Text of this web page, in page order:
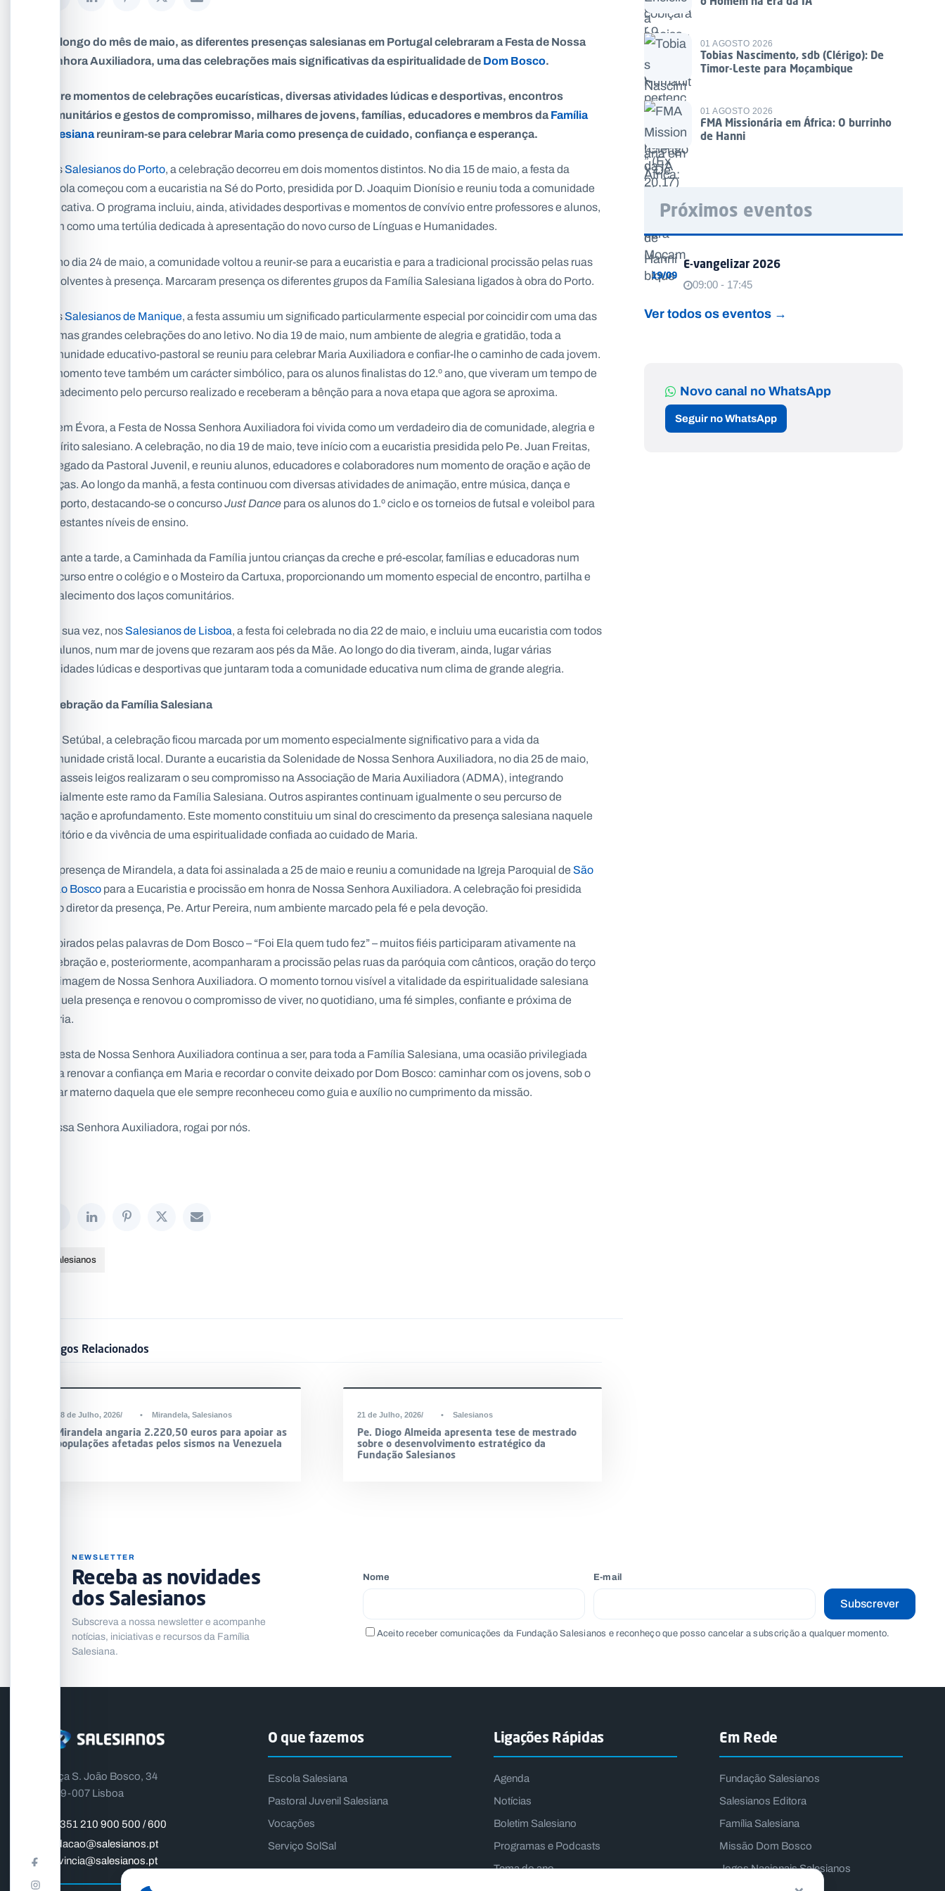
Ao longo do mês de maio, as diferentes presenças salesianas em Portugal celebraram a Festa de Nossa
Senhora Auxiliadora, uma das celebrações mais significativas da espiritualidade deDom Bosco.
Entre momentos de celebrações eucarísticas, diversas atividades lúdicas e desportivas, encontros
comunitários e gestos de compromisso, milhares de jovens, famílias, educadores e membros daFamília
Salesianareuniram-se para celebrar Maria como presença de cuidado, confiança e esperança.
NosSalesianos do Porto, a celebração decorreu em dois momentos distintos. No dia 15 de maio, a festa da
escola começou com a eucaristia na Sé do Porto, presidida por D. Joaquim Dionísio e reuniu toda a comunidade
educativa. O programa incluiu, ainda, atividades desportivas e momentos de convívio entre professores e alunos,
bem como uma tertúlia dedicada à apresentação do novo curso de Línguas e Humanidades.
Já no dia 24 de maio, a comunidade voltou a reunir-se para a eucaristia e para a tradicional procissão pelas ruas
envolventes à presença. Marcaram presença os diferentes grupos da Família Salesiana ligados à obra do Porto.
NosSalesianos de Manique, a festa assumiu um significado particularmente especial por coincidir com uma das
últimas grandes celebrações do ano letivo. No dia 19 de maio, num ambiente de alegria e gratidão, toda a
comunidade educativo-pastoral se reuniu para celebrar Maria Auxiliadora e confiar-lhe o caminho de cada jovem.
O momento teve também um carácter simbólico, para os alunos finalistas do 12.º ano, que viveram um tempo de
agradecimento pelo percurso realizado e receberam a bênção para a nova etapa que agora se aproxima.
Já em Évora, a Festa de Nossa Senhora Auxiliadora foi vivida como um verdadeiro dia de comunidade, alegria e
espírito salesiano. A celebração, no dia 19 de maio, teve início com a eucaristia presidida pelo Pe. Juan Freitas,
delegado da Pastoral Juvenil, e reuniu alunos, educadores e colaboradores num momento de oração e ação de
graças. Ao longo da manhã, a festa continuou com diversas atividades de animação, entre música, dança e
desporto, destacando-se o concursoJust Dancepara os alunos do 1.º ciclo e os torneios de futsal e voleibol para
os restantes níveis de ensino.
Durante a tarde, a Caminhada da Família juntou crianças da creche e pré-escolar, famílias e educadoras num
percurso entre o colégio e o Mosteiro da Cartuxa, proporcionando um momento especial de encontro, partilha e
fortalecimento dos laços comunitários.
Por sua vez, nosSalesianos de Lisboa, a festa foi celebrada no dia 22 de maio, e incluiu uma eucaristia com todos
os alunos, num mar de jovens que rezaram aos pés da Mãe. Ao longo do dia tiveram, ainda, lugar várias
atividades lúdicas e desportivas que juntaram toda a comunidade educativa num clima de grande alegria.
Celebração da Família Salesiana
Em Setúbal, a celebração ficou marcada por um momento especialmente significativo para a vida da
comunidade cristã local. Durante a eucaristia da Solenidade de Nossa Senhora Auxiliadora, no dia 25 de maio,
dezasseis leigos realizaram o seu compromisso na Associação de Maria Auxiliadora (ADMA), integrando
oficialmente este ramo da Família Salesiana. Outros aspirantes continuam igualmente o seu percurso de
formação e aprofundamento. Este momento constituiu um sinal do crescimento da presença salesiana naquele
território e da vivência de uma espiritualidade confiada ao cuidado de Maria.
Na presença de Mirandela, a data foi assinalada a 25 de maio e reuniu a comunidade na Igreja Paroquial deSão
João Boscopara a Eucaristia e procissão em honra de Nossa Senhora Auxiliadora. A celebração foi presidida
pelo diretor da presença, Pe. Artur Pereira, num ambiente marcado pela fé e pela devoção.
Inspirados pelas palavras de Dom Bosco – “Foi Ela quem tudo fez” – muitos fiéis participaram ativamente na
celebração e, posteriormente, acompanharam a procissão pelas ruas da paróquia com cânticos, oração do terço
e a imagem de Nossa Senhora Auxiliadora. O momento tornou visível a vitalidade da espiritualidade salesiana
naquela presença e renovou o compromisso de viver, no quotidiano, uma fé simples, confiante e próxima de
Maria.
A Festa de Nossa Senhora Auxiliadora continua a ser, para toda a Família Salesiana, uma ocasião privilegiada
para renovar a confiança em Maria e recordar o convite deixado por Dom Bosco: caminhar com os jovens, sob o
olhar materno daquela que ele sempre reconheceu como guia e auxílio no cumprimento da missão.
Nossa Senhora Auxiliadora, rogai por nós.
Salesianos
Artigos Relacionados
DESTAQUE
28 de Julho, 2026 • Mirandela, Salesianos
Mirandela angaria 2.220,50 euros para apoiar as
populações afetadas pelos sismos na Venezuela
21 de Julho, 2026 • Salesianos
Pe. Diogo Almeida apresenta tese de mestrado
sobre o desenvolvimento estratégico da
Fundação Salesianos
01 AGOSTO 2026
Tobias Nascimento, sdb (Clérigo): De
Timor-Leste para Moçambique
01 AGOSTO 2026
FMA Missionária em África: O burrinho
de Hanni
Próximos eventos
19/09
E-vangelizar 2026
09:00 - 17:45
Ver todos os eventos →
Novo canal no WhatsApp
Seguir no WhatsApp
NEWSLETTER
Receba as novidades
dos Salesianos
Subscreva a nossa newsletter e acompanhe
notícias, iniciativas e recursos da Família
Salesiana.
Nome E-mail
Aceito receber comunicações da Fundação Salesianos e reconheço que posso cancelar a subscrição a qualquer momento.
Subscrever
Praça S. João Bosco, 34
1399-007 Lisboa
+351 210 900 500 / 600
fundacao@salesianos.pt
provincia@salesianos.pt
O que fazemos
Escola Salesiana
Pastoral Juvenil Salesiana
Vocações
Serviço SolSal
Ligações Rápidas
Agenda
Notícias
Boletim Salesiano
Programas e Podcasts
Tema do ano
Em Rede
Fundação Salesianos
Salesianos Editora
Família Salesiana
Missão Dom Bosco
Jogos Nacionais Salesianos